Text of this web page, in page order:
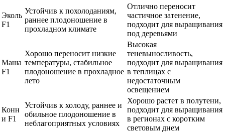
Эколь
F1
Устойчив к похолоданиям,
раннее плодоношение в
прохладном климате
Отлично переносит
частичное затенение,
подходит для выращивания
под деревьями
Маша
F1
Хорошо переносит низкие
температуры, стабильное
плодоношение в прохладное
лето
Высокая
теневыносливость,
подходит для выращивания
в теплицах с
недостаточным
освещением
Конн
и F1
Устойчив к холоду, раннее и
обильное плодоношение в
неблагоприятных условиях
Хорошо растет в полутени,
подходит для выращивания
в регионах с коротким
световым днем